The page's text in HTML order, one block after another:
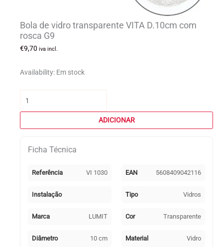
Bola de vidro transparente VITA D.10cm com
rosca G9
€9,70 iva incl.
Availability: Em stock
de
transparente
D.10cm
rosca
ADICIONAR
Ficha Técnica
Referência VI 1030 EAN 5608409042116
Instalação Tipo Vidros
Marca LUMIT Cor Transparente
Diâmetro 10 cm Material Vidro